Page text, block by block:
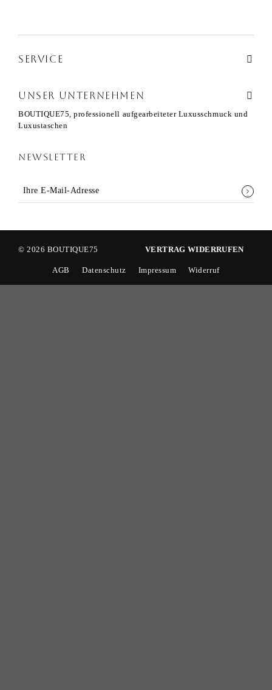
SERVICE
UNSER UNTERNEHMEN
BOUTIQUE75, professionell aufgearbeiteter Luxusschmuck und
Luxustaschen
NEWSLETTER
© 2026 BOUTIQUE75 VERTRAG WIDERRUFEN
AGB Datenschutz Impressum Widerruf